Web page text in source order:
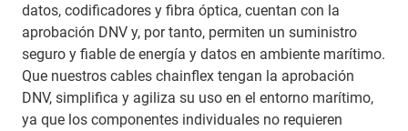
datos, codificadores y fibra óptica, cuentan con la
aprobación DNV y, por tanto, permiten un suministro
seguro y fiable de energía y datos en ambiente marítimo.
Que nuestros cables chainflex tengan la aprobación
DNV, simplifica y agiliza su uso en el entorno marítimo,
ya que los componentes individuales no requieren